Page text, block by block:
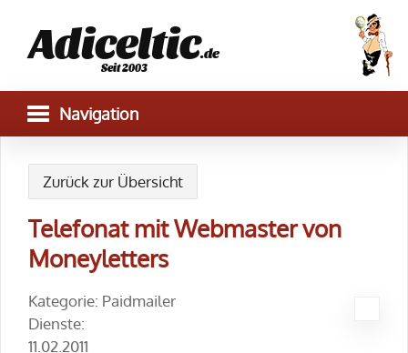
Adiceltic.de
Seit 2003
Zurück zur Übersicht
Telefonat mit Webmaster von
Moneyletters
Kategorie: Paidmailer
Dienste:
11.02.2011